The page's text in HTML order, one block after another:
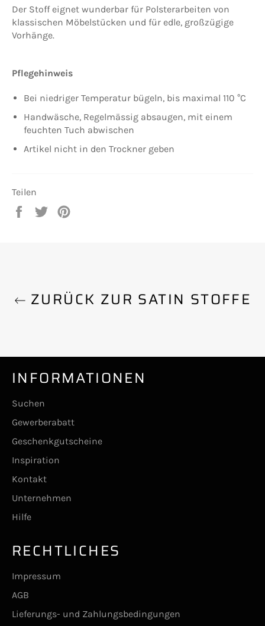
Der Stoff eignet wunderbar für Polsterarbeiten von
klassischen Möbelstücken und für edle, großzügige
Vorhänge.
Pflegehinweis
Bei niedriger Temperatur bügeln, bis maximal 110 °C
Handwäsche, Regelmässig absaugen, mit einem
feuchten Tuch abwischen
Artikel nicht in den Trockner geben
Teilen
Auf
Auf
ZURÜCK ZUR SATIN STOFFE
INFORMATIONEN
Suchen
Gewerberabatt
Geschenkgutscheine
Inspiration
Kontakt
Unternehmen
Hilfe
RECHTLICHES
Impressum
AGB
Lieferungs- und Zahlungsbedingungen